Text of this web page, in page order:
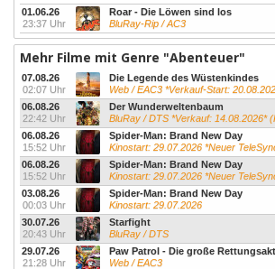
01.06.26
23:37 Uhr
Roar - Die Löwen sind los
BluRay-Rip / AC3
Mehr Filme mit Genre "Abenteuer"
07.08.26
02:07 Uhr
Die Legende des Wüstenkindes
Web / EAC3 *Verkauf-Start:
06.08.26
22:42 Uhr
Der Wunderweltenbaum
BluRay / DTS *Verkauf: 14.08.2026*
06.08.26
15:52 Uhr
Spider-Man: Brand New Day
Kinostart: 29.07.2026 *Neuer
06.08.26
15:52 Uhr
Spider-Man: Brand New Day
Kinostart: 29.07.2026 *Neuer
03.08.26
00:03 Uhr
Spider-Man: Brand New Day
Kinostart: 29.07.2026
30.07.26
20:43 Uhr
Starfight
BluRay / DTS
29.07.26
21:28 Uhr
Paw Patrol - Die große
Web / EAC3